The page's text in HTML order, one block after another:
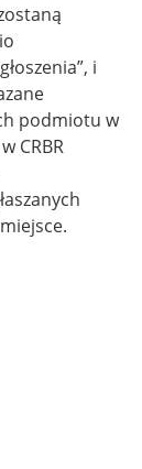
i
podmiotu w
CRBR